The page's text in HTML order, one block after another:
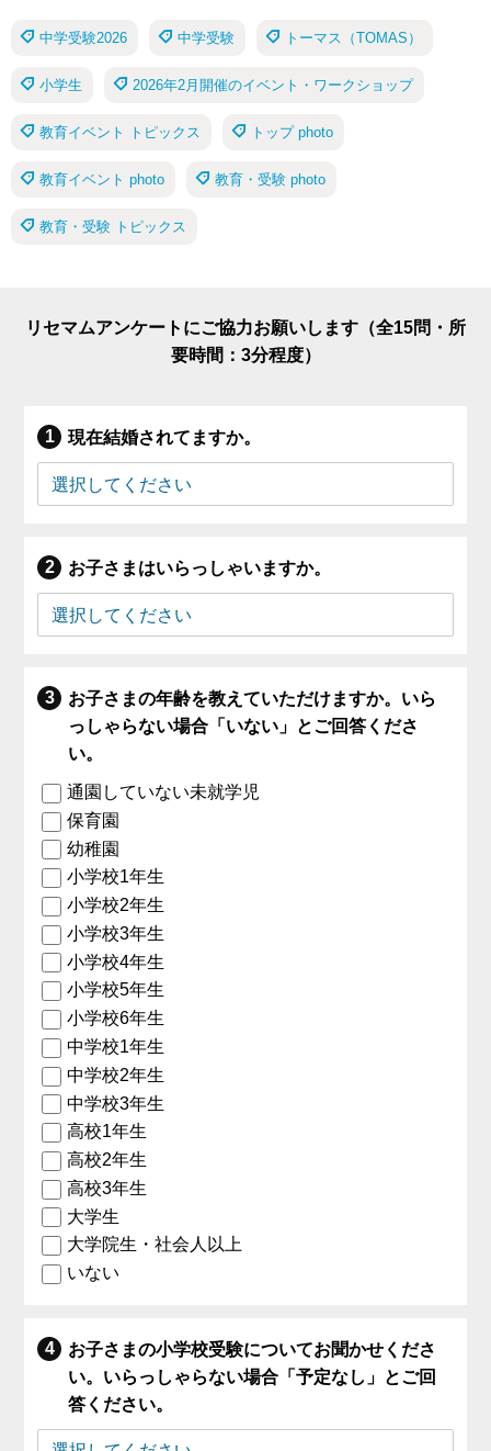
中学受験2026 中学受験 トーマス（TOMAS）
小学生 2026年2月開催のイベント・ワークショップ
教育イベント トピックス トップ photo
教育イベント photo 教育・受験 photo
教育・受験 トピックス
リセマムアンケートにご協力お願いします（全15問・所
要時間：3分程度）
現在結婚されてますか。
お子さまはいらっしゃいますか。
お子さまの年齢を教えていただけますか。いら
っしゃらない場合「いない」とご回答くださ
い。
通園していない未就学児
保育園
幼稚園
小学校1年生
小学校2年生
小学校3年生
小学校4年生
小学校5年生
小学校6年生
中学校1年生
中学校2年生
中学校3年生
高校1年生
高校2年生
高校3年生
大学生
大学院生・社会人以上
いない
お子さまの小学校受験についてお聞かせくださ
い。いらっしゃらない場合「予定なし」とご回
答ください。